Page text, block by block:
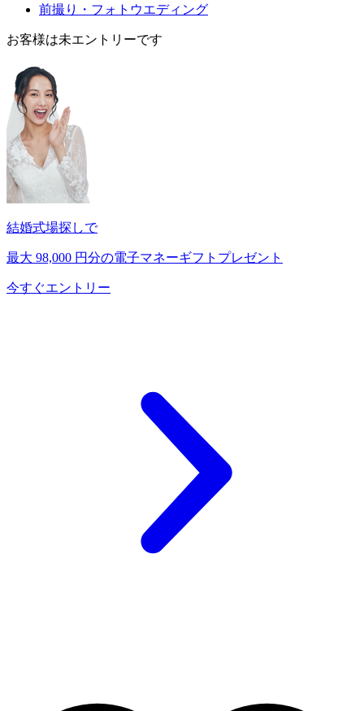
前撮り・フォトウエディング
お客様は未エントリーです
結婚式場探しで
最大 98,000 円分の電子マネーギフトプレゼント
今すぐエントリー